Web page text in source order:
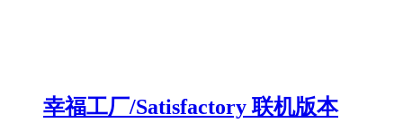
幸福工厂/Satisfactory 联机版本